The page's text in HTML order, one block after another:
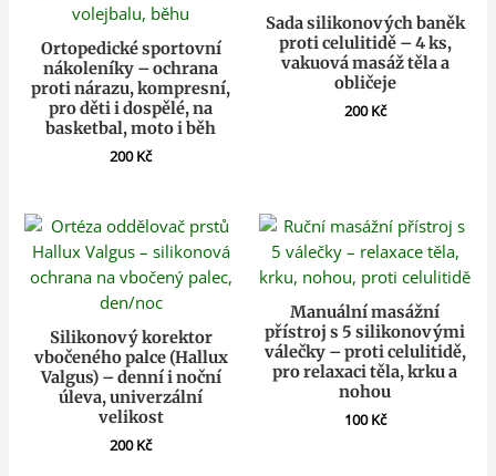
Ortopedické sportovní
nákoleníky – ochrana
proti nárazu, kompresní,
pro děti i dospělé, na
basketbal, moto i běh
200Kč
Sada silikonových baněk
proti celulitidě – 4 ks,
vakuová masáž těla a
obličeje
200Kč
Silikonový korektor
vbočeného palce (Hallux
Valgus) – denní i noční
úleva, univerzální
velikost
200Kč
Manuální masážní
přístroj s 5 silikonovými
válečky – proti celulitidě,
pro relaxaci těla, krku a
nohou
100Kč